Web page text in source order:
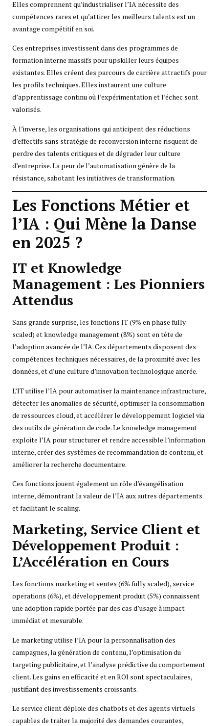
Elles comprennent qu’industrialiser l’IA nécessite des
compétences rares et qu’attirer les meilleurs talents est un
avantage compétitif en soi.
Ces entreprises investissent dans des programmes de
formation interne massifs pour upskiller leurs équipes
existantes. Elles créent des parcours de carrière attractifs pour
les profils techniques. Elles instaurent une culture
d’apprentissage continu où l’expérimentation et l’échec sont
valorisés.
À l’inverse, les organisations qui anticipent des réductions
d’effectifs sans stratégie de reconversion interne risquent de
perdre des talents critiques et de dégrader leur culture
d’entreprise. La peur de l’automatisation génère de la
résistance, sabotant les initiatives de transformation.
Les Fonctions Métier et
l’IA : Qui Mène la Danse
en 2025 ?
IT et Knowledge
Management : Les Pionniers
Attendus
Sans grande surprise, les fonctions IT (9% en phase fully
scaled) et knowledge management (8%) sont en tête de
l’adoption avancée de l’IA. Ces départements disposent des
compétences techniques nécessaires, de la proximité avec les
données, et d’une culture d’innovation technologique ancrée.
L’IT utilise l’IA pour automatiser la maintenance infrastructure,
détecter les anomalies de sécurité, optimiser la consommation
de ressources cloud, et accélérer le développement logiciel via
des outils de génération de code. Le knowledge management
exploite l’IA pour structurer et rendre accessible l’information
interne, créer des systèmes de recommandation de contenu, et
améliorer la recherche documentaire.
Ces fonctions jouent également un rôle d’évangélisation
interne, démontrant la valeur de l’IA aux autres départements
et facilitant le scaling.
Marketing, Service Client et
Développement Produit :
L’Accélération en Cours
Les fonctions marketing et ventes (6% fully scaled), service
operations (6%), et développement produit (5%) connaissent
une adoption rapide portée par des cas d’usage à impact
immédiat et mesurable.
Le marketing utilise l’IA pour la personnalisation des
campagnes, la génération de contenu, l’optimisation du
targeting publicitaire, et l’analyse prédictive du comportement
client. Les gains en efficacité et en ROI sont spectaculaires,
justifiant des investissements croissants.
Le service client déploie des chatbots et des agents virtuels
capables de traiter la majorité des demandes courantes,